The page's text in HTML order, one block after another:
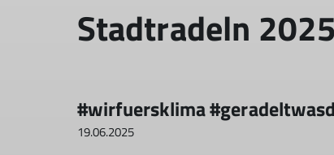
Stadtradeln
#wirfuersklima
19.06.2025